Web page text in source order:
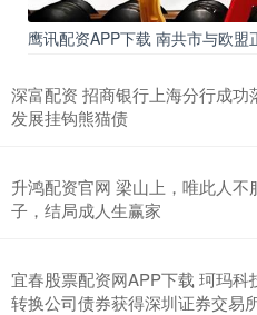
鹰讯配资APP下载 南共市与欧盟
深富配资 招商银行上海分行成
发展挂钩熊猫债
升鸿配资官网 梁山上，唯此人
子，结局成人生赢家
宜春股票配资网APP下载 珂玛
转换公司债券获得深圳证券交易